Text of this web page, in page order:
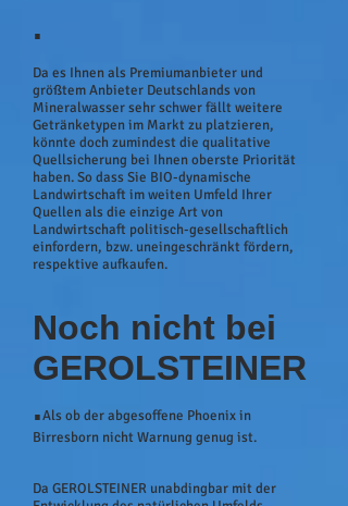
.
Da es Ihnen als Premiumanbieter und
größtem Anbieter Deutschlands von
Mineralwasser sehr schwer fällt weitere
Getränketypen im Markt zu platzieren,
könnte doch zumindest die qualitative
Quellsicherung bei Ihnen oberste Priorität
haben. So dass Sie BIO-dynamische
Landwirtschaft im weiten Umfeld Ihrer
Quellen als die einzige Art von
Landwirtschaft politisch-gesellschaftlich
einfordern, bzw. uneingeschränkt fördern,
respektive aufkaufen.
Noch nicht bei
GEROLSTEINER
.Als ob der abgesoffene Phoenix in
Birresborn nicht Warnung genug ist.
Da GEROLSTEINER unabdingbar mit der